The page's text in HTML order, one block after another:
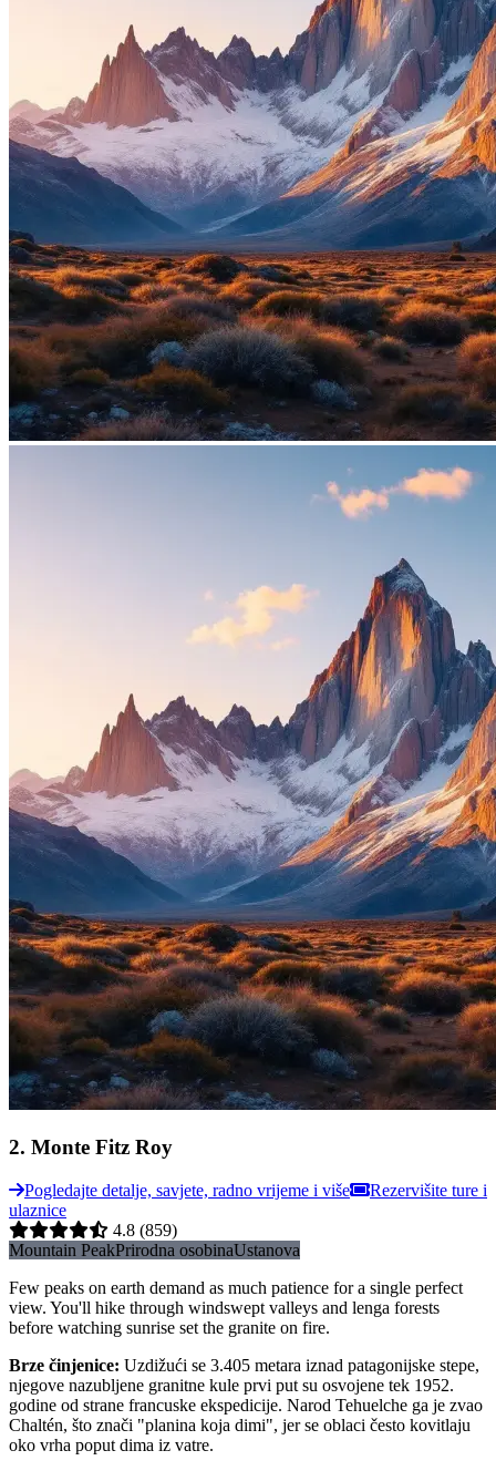
2. Monte Fitz Roy
Pogledajte detalje, savjete, radno vrijeme i više
Rezervišite ture i
ulaznice
4.8 (859)
Mountain PeakPrirodna osobinaUstanova
Few peaks on earth demand as much patience for a single perfect
view. You'll hike through windswept valleys and lenga forests
before watching sunrise set the granite on fire.
Brze činjenice: Uzdižući se 3.405 metara iznad patagonijske stepe,
njegove nazubljene granitne kule prvi put su osvojene tek 1952.
godine od strane francuske ekspedicije. Narod Tehuelche ga je zvao
Chaltén, što znači "planina koja dimi", jer se oblaci često kovitlaju
oko vrha poput dima iz vatre.